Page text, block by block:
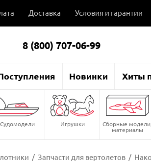
Доставка Условия и гарантии
8 (800) 707-06-99
Новинки Хиты
Судомодели Игрушки Сборные модели,
материалы
/ Запчасти для вертолетов /